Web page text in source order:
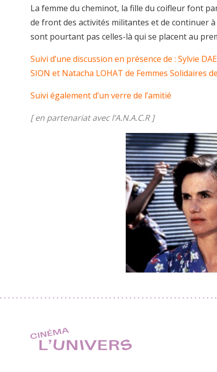
La femme du cheminot, la fille du coifleur font
de front des activités militantes et de continuer
sont pourtant pas celles-là qui se placent au
Suivi d’une discussion en présence de : Sylvie
SION et Natacha LOHAT de Femmes Solidaires
Suivi également d’un verre de l’amitié
[ en partenariat avec l’A.N.A.C.R ]